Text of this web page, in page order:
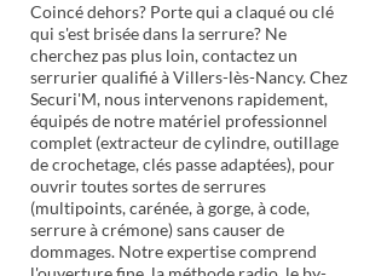
Coincé dehors? Porte qui a claqué ou clé
qui s'est brisée dans la serrure? Ne
cherchez pas plus loin, contactez un
serrurier qualifié à Villers-lès-Nancy. Chez
Securi'M, nous intervenons rapidement,
équipés de notre matériel professionnel
complet (extracteur de cylindre, outillage
de crochetage, clés passe adaptées), pour
ouvrir toutes sortes de serrures
(multipoints, carénée, à gorge, à code,
serrure à crémone) sans causer de
dommages. Notre expertise comprend